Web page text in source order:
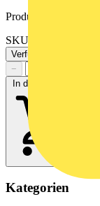
Produktkennzeichen
SKU: 10012955
Verfügbar: 1 Händler
−
In den Warenkorb
Kategorien